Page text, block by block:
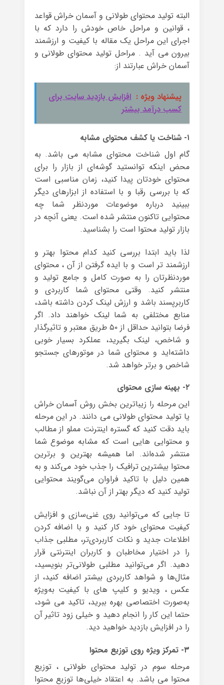
البته تولید محتوای طولانی و آسمان خراش قواعد
، قوانین و مراحل خاص خودش را دارد که با
اجرای این مراحل یک مقاله با کیفیت و ارزشمند
بیرون می آید . مراحل تولید محتوای طولانی و
آسمان خراش عبارتند از:
پیشنهاد ویژه : افزایش بازدید سایت برای
کسب درآمد بیشتر
۱- شناخت یا کشف محتوای مشابه
گام اول شناخت محتوای مشابه می باشد. به
محض اینکه توانستید گوشه‌ای از بازار را برای
محتوای خودتان پیدا کنید، زمان مناسبی است
که با بررسی رقبا و با استفاده از ابزارهای دیگر
ببینید درباره موضوعات موردنظر شما چه
محتوایی تاکنون منتشر شده است. یعنی آنچه در
بازار تولید محتوا است را بشناسید.
لذا باید ابتدا بررسی کنید کدام محتوا بهتر و
ارزشمند تر است و با ایده گرفتن از آن ، محتوای
موردنظرتان را به صورت کامل و جامع تولید و
منتشر کنید. وقتی محتوای شما کاربردی و
کاربرپسند باشد و ارزش لینک کردن داشته باشد،
منابع مختلفی به شما لینک خواهند داد. اگر
فرضا بتوانید حداقل از ۵۰ طریق معتبر و تاثیرگذار
و شاخص، لینک بگیرید، عملکرد بسیار خوبی
داشته‌اید و محتوای شما در موتورهای جستجو
شاخص و برتر خواهد شد.
۲- بهینه سازی محتوای‌
این مرحله را زیباترین بخش روش آسمان خراش
یا تولید محتوای طولانی می دانند. در این مرحله
باید دقت کنید که گستره اینترنت مملو از مطالب
و محتوایی هایی است که مشابه موضوع شما
منتشر شده‌اند. اما همیشه بهترین و برترین
محتوا بیشترین ترافیک را جذب خود می‌کند و به
همین دلیل با تاکید فراوان می‌گویند محتوایی
تولید کنید که دیگر بهتر از آن نباشد.
تا جایی که می‌توانید روی غنی‌سازی و افزایش
کیفیت محتوای‌ خود کار کنید و با اضافه کردن
اطلاعات جدید و نکات کاربردی‌تر، مطلبی جذاب
را در اختیار مخاطبان و کاربران اینترنتی قرار
دهید. اگر می‌توانید مطلبی طولانی‌تر بنویسید،
مثال‌ها و شواهد کاربردی بیشتر اضافه کنید، از
عکس ، ویدیو و کلیپ های با کیفیت به‌ویژه
به‌‌صورت اختصاصی بهره‌ ببرید، تاکید می شود،
حتما این کار را انجام دهید و خیلی زود تاثیر آن
را در افزایش بازدید خواهید دید.
۳- تمرکز ویژه روی توزیع محتوا
مرحله سوم در تولید محتوای طولانی ، توزیع
محتوا می باشد. به اعتقاد خیلی‌ها توزیع محتوا